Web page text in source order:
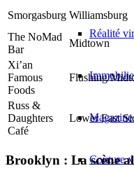
Réalité
Couture
Smorgasburg Williamsburg
The NoMad
Bar
Midtown
Xi’an
Famous
Foods
Flushing/
Russ &
Daughters
Café
Lower East
Brooklyn : La scène